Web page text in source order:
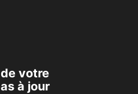
votre
à jour